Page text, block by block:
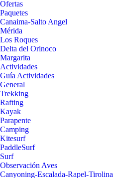
Ofertas
Paquetes
Canaima-Salto Angel
Mérida
Los Roques
Delta del Orinoco
Margarita
Actividades
Guía Actividades
General
Trekking
Rafting
Kayak
Parapente
Camping
Kitesurf
PaddleSurf
Surf
Observación Aves
Canyoning-Escalada-Rapel-Tirolina